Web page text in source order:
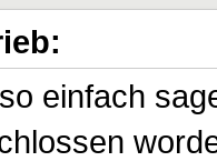
einfach